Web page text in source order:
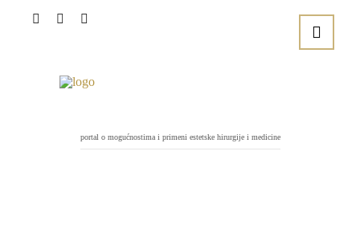
portal o mogućnostima i primeni estetske hirurgije i medicine